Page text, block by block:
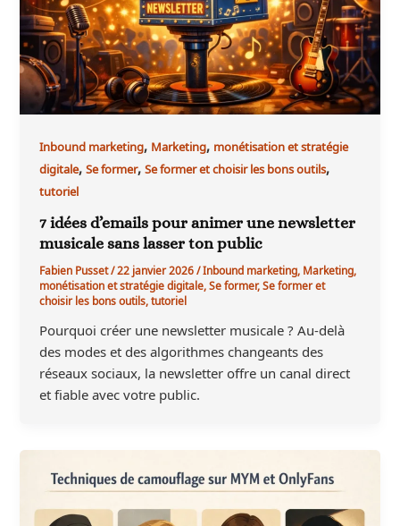
Inbound marketing, Marketing, monétisation et stratégie
digitale,Se former,Se former et choisir les bons outils,
tutoriel
7 idées d’emails pour animer une newsletter
musicale sans lasser ton public
Fabien Pusset/22 janvier 2026/Inbound marketing,Marketing,
monétisation et stratégie digitale,Se former,Se former et
choisir les bons outils,tutoriel
Pourquoi créer une newsletter musicale ? Au-delà
des modes et des algorithmes changeants des
réseaux sociaux, la newsletter offre un canal direct
et fiable avec votre public.